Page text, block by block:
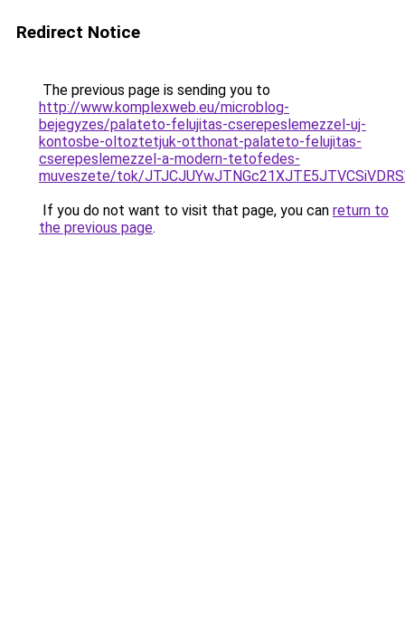
Redirect Notice
The previous page is sending you to
http://www.komplexweb.eu/microblog-
bejegyzes/palateto-felujitas-cserepeslemezzel-uj-
kontosbe-oltoztetjuk-otthonat-palateto-felujitas-
cserepeslemezzel-a-modern-tetofedes-
muveszete/tok/
If you do not want to visit that page, you can return to
the previous page.